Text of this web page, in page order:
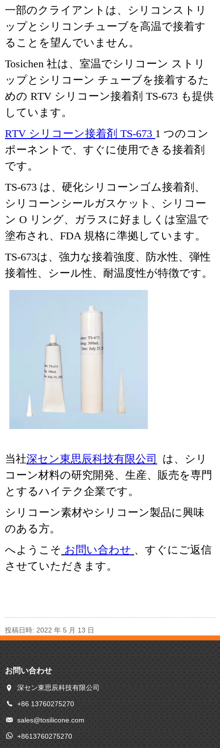
一部のクライアントは、シリコンストリ
ップとシリコンチューブを高温で接着す
ることを望んでいません。
Tosichen 社は、室温でシリコーン ストリ
ップとシリコーン チューブを接着するた
めの RTV シリコーン接着剤 TS-673 も提供
しています。
RTV シリコーン接着剤 TS-673 1 つのコン
ポーネントで、すぐに使用できる接着剤
です。
TS-673 は、硬化シリコーンゴム接着剤、
シリコーンシールガスケット、シリコー
ン O リング、ガラスに好ましくは室温で
塗布され、FDA 規格に準拠しています。
TS-673は、強力な接着強度、防水性、弾性
接着性、シール性、耐温度性が特徴です。
当社深セン東思辰科技有限公司
は、シリ
コーン材料の研究開発、生産、販売を専門
とするハイテク企業です。
シリコーン素材やシリコーン製品に興味
のある方。
へようこそ お問い合わせ 、すぐにご返信
させていただきます。
投稿日時: 2022 年 5 月 13 日
お問い合わせ
深セン東思辰科技有限公司
+86 13760275270
sales@tosilicone.com
+8613760275270